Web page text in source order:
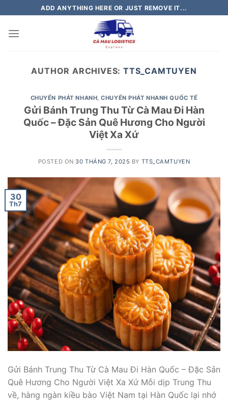
to
content
ADD ANYTHING HERE OR JUST REMOVE IT...
AUTHOR ARCHIVES: TTS_CAMTUYEN
CHUYỂN PHÁT NHANH,CHUYỂN PHÁT NHANH QUỐC TẾ
Gửi Bánh Trung Thu Từ Cà Mau Đi Hàn
Quốc – Đặc Sản Quê Hương Cho Người
Việt Xa Xứ
POSTED ON 30 THÁNG 7, 2025 BY TTS_CAMTUYEN
30
Th7
Gửi Bánh Trung Thu Từ Cà Mau Đi Hàn Quốc – Đặc Sản
Quê Hương Cho Người Việt Xa Xứ Mỗi dịp Trung Thu
về, hàng ngàn kiều bào Việt Nam tại Hàn Quốc lại nhớ